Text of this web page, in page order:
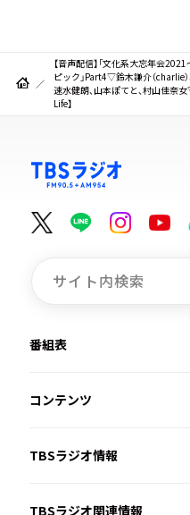
【音声配信】「文化系大忘年会
ピック」Part4▽鈴木謙介（charlie）
速水健朗、山本ぽてと、村山佳奈
Life】
番組表
コンテンツ
TBSラジオ情報
TBSラジオ関連情報